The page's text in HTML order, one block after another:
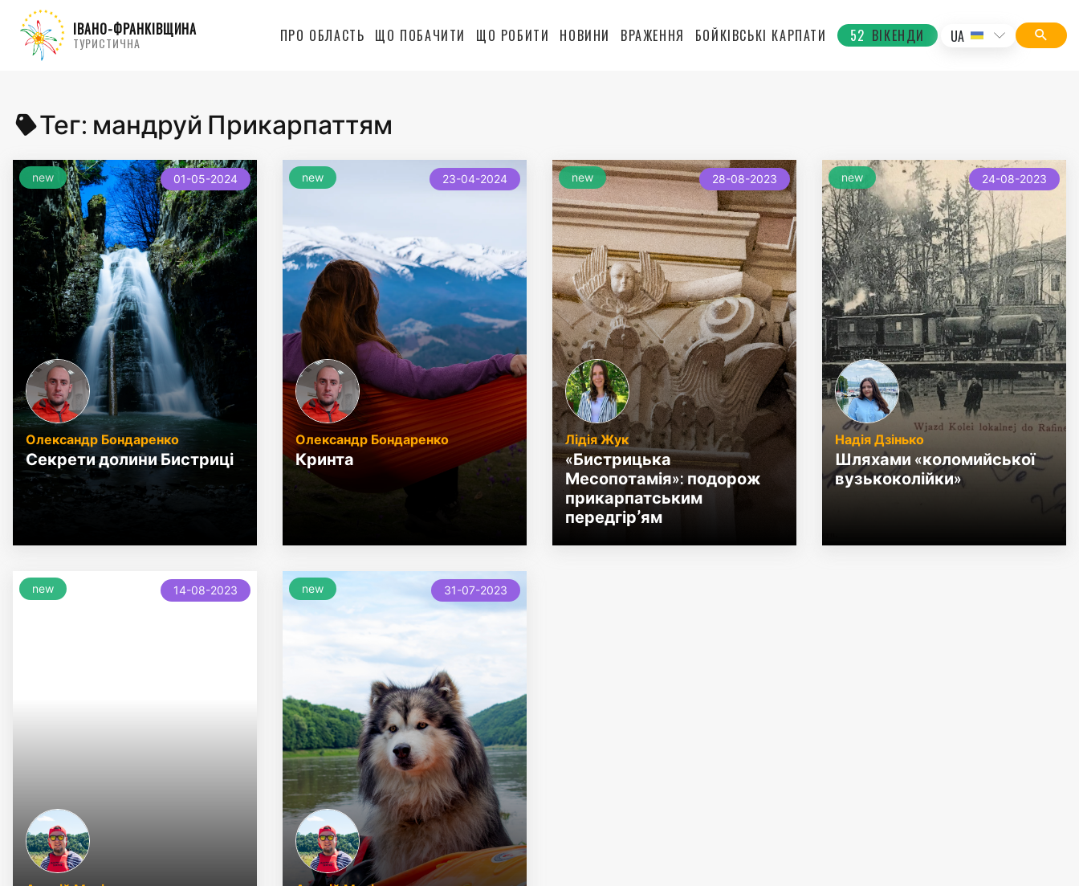
ІВАНО-ФРАНКІВЩИНА
ТУРИСТИЧНА ПРО ОБЛАСТЬ ЩО ПОБАЧИТИ ЩО РОБИТИ НОВИНИ ВРАЖЕННЯ БОЙКІВСЬКІ КАРПАТИ 52 ВІКЕНДИ UA
Тег: мандруй Прикарпаттям
new
Олександр Бондаренко
Секрети долини Бистриці
01-05-2024 new
Олександр Бондаренко
Кринта
23-04-2024 new
Лідія Жук
«Бистрицька
Месопотамія»: подорож
прикарпатським
передгір’ям
28-08-2023 new
Надія Дзінько
Шляхами «коломийської
вузькоколійки»
24-08-2023
new 14-08-2023 new 31-07-2023